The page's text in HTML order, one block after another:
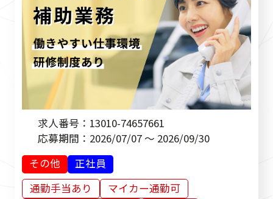
求人番号： 13010-74657661
応募期間： 2026/07/07 ～ 2026/09/30
その他
正社員
通勤手当あり
マイカー通勤可